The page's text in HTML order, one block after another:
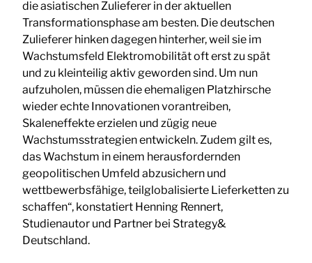
die asiatischen Zulieferer in der aktuellen
Transformationsphase am besten. Die deutschen
Zulieferer hinken dagegen hinterher, weil sie im
Wachstumsfeld Elektromobilität oft erst zu spät
und zu kleinteilig aktiv geworden sind. Um nun
aufzuholen, müssen die ehemaligen Platzhirsche
wieder echte Innovationen vorantreiben,
Skaleneffekte erzielen und zügig neue
Wachstumsstrategien entwickeln. Zudem gilt es,
das Wachstum in einem herausfordernden
geopolitischen Umfeld abzusichern und
wettbewerbsfähige, teilglobalisierte Lieferketten zu
schaffen“, konstatiert Henning Rennert,
Studienautor und Partner bei Strategy&
Deutschland.